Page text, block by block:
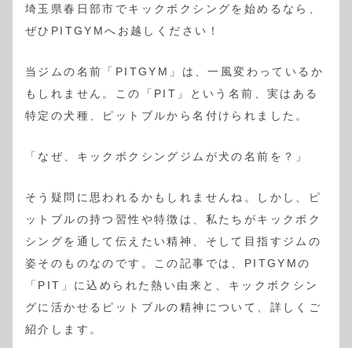
埼玉県春日部市でキックボクシングを始めるなら、
ぜひPITGYMへお越しください！
当ジムの名前「PITGYM」は、一風変わっているか
もしれません。この「PIT」という名前、実はある
特定の犬種、ピットブルから名付けられました。
「なぜ、キックボクシングジムが犬の名前を？」
そう疑問に思われるかもしれませんね。しかし、ピ
ットブルの持つ習性や特徴は、私たちがキックボク
シングを通して伝えたい精神、そして目指すジムの
姿そのものなのです。この記事では、PITGYMの
「PIT」に込められた熱い由来と、キックボクシン
グに活かせるピットブルの精神について、詳しくご
紹介します。